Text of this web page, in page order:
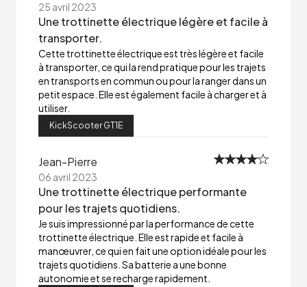
25 avril 2023
Une trottinette électrique légère et facile à
transporter.
Cette trottinette électrique est très légère et facile
à transporter, ce qui la rend pratique pour les trajets
en transports en commun ou pour la ranger dans un
petit espace. Elle est également facile à charger et à
utiliser.
KickScooter GT1E
Jean-Pierre
06 avril 2023
Une trottinette électrique performante
pour les trajets quotidiens.
Je suis impressionné par la performance de cette
trottinette électrique. Elle est rapide et facile à
manœuvrer, ce qui en fait une option idéale pour les
trajets quotidiens. Sa batterie a une bonne
autonomie et se recharge rapidement.